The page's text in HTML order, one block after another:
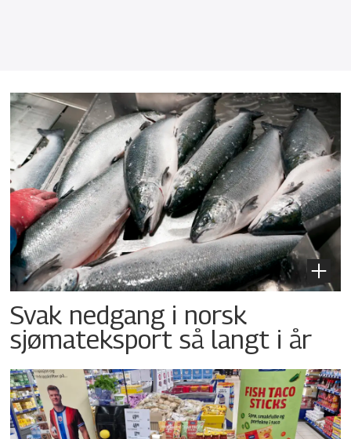
Svak nedgang i norsk
sjømateksport så langt i år